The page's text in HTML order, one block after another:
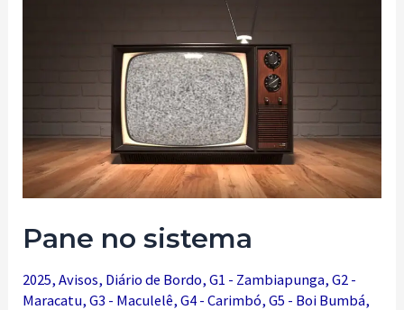
Pane no sistema
2025,Avisos, Diário de Bordo,G1 - Zambiapunga,G2 -
Maracatu,G3 - Maculelê,G4 - Carimbó,G5 - Boi Bumbá,